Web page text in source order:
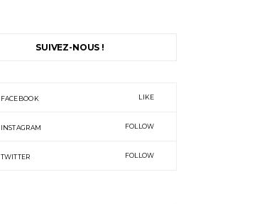
SUIVEZ-NOUS !
FACEBOOK LIKE
INSTAGRAM FOLLOW
TWITTER FOLLOW